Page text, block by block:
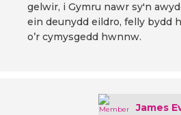
gelwir, i Gymru nawr sy'n
ein deunydd eildro, felly bydd
o’r cymysgedd hwnnw.
James